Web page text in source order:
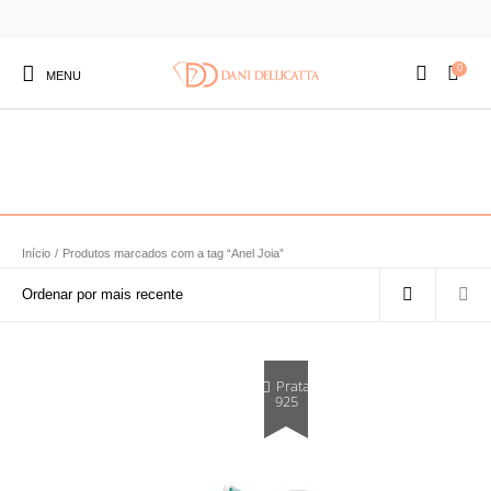
MENU
0
Início / Produtos marcados com a tag “Anel Joia”
Prata
925